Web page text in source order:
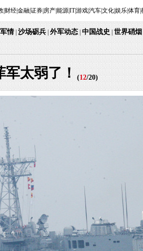
| 财经|金融|证券| 房产|能源|IT|游戏|汽车|文化|娱乐|体育|
情|沙场砺兵|外军动态|中国战史|世界硝烟
军太弱了！(12/20)